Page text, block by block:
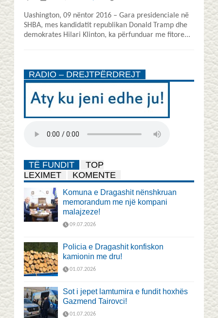
Uashington, 09 nëntor 2016 – Gara presidenciale në
SHBA, mes kandidatit republikan Donald Tramp dhe
demokrates Hilari Klinton, ka përfunduar me fitore...
RADIO – DREJTPËRDREJT
TË FUNDIT
TOP
LEXIMET
KOMENTE
Komuna e Dragashit nënshkruan
memorandum me një kompani
malajzeze!
09.07.2026
Policia e Dragashit konfiskon
kamionin me dru!
01.07.2026
Sot i jepet lamtumira e fundit hoxhës
Gazmend Tairovci!
01.07.2026